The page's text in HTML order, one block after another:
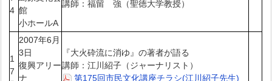
4 館
小ホールA
講師：福留 強（聖徳大学教授）
1
7
2007年6月
3日
復興アリー
ナ
『大火砕流に消ゆ』の著者が語る
講師：江川紹子（ジャーナリスト）
第175回市民文化講座チラシ(江川紹子先生)